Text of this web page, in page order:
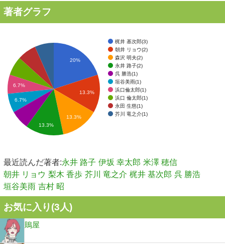
著者グラフ
梶井 基次郎(3)
朝井 リョウ(2)
森沢 明夫(2)
永井 路子(2)
呉 勝浩(1)
垣谷美雨(1)
浜口倫太郎(1)
浜口 倫太郎(1)
永田 生慈(1)
芥川 竜之介(1)
20%
13.3%
13.3%
6.7%
6.7%
13.3%
最近読んだ著者:永井 路子 伊坂 幸太郎 米澤 穂信
朝井 リョウ 梨木 香歩 芥川 竜之介 梶井 基次郎 呉 勝浩
垣谷美雨 吉村 昭
お気に入り(3人)
鵙屋